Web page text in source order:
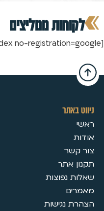
לקוחות ממליצים
[trustindex no-registration=google]
ניווט באתר
ראשי
אודות
צור קשר
תקנון אתר
שאלות נפוצות
מאמרים
הצהרת נגישות